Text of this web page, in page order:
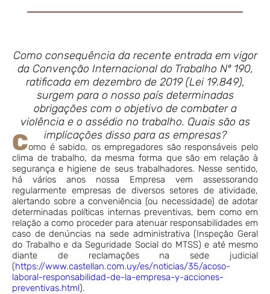
Como consequência da recente entrada em vigor
da Convenção Internacional do Trabalho Nº 190,
ratificada em dezembro de 2019 (Lei 19.849),
surgem para o nosso país determinadas
obrigações com o objetivo de combater a
violência e o assédio no trabalho. Quais são as
implicações disso para as empresas?
Como é sabido, os empregadores são responsáveis pelo
clima de trabalho, da mesma forma que são em relação à
segurança e higiene de seus trabalhadores. Nesse sentido,
há vários anos nossa Empresa vem assessorando
regularmente empresas de diversos setores de atividade,
alertando sobre a conveniência (ou necessidade) de adotar
determinadas políticas internas preventivas, bem como em
relação a como proceder para atenuar responsabilidades em
caso de denúncias na sede administrativa (Inspeção Geral
do Trabalho e da Seguridade Social do MTSS) e até mesmo
diante de reclamações na sede judicial
(https://www.castellan.com.uy/es/noticias/35/acoso-
laboral-responsabilidad-de-la-empresa-y-acciones-
preventivas.html).